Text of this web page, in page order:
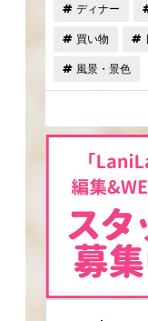
ディナー
買い物
風景・景色